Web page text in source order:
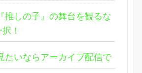
推しの子』の舞台を観るな
！
たいならアーカイブ配信で